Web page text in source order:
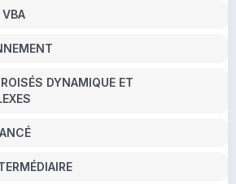
VBA
DYNAMIQUE ET